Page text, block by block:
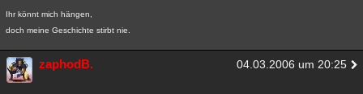
Ihr könnt mich hängen,
doch meine Geschichte stirbt nie.
zaphodB. 04.03.2006 um 20:25